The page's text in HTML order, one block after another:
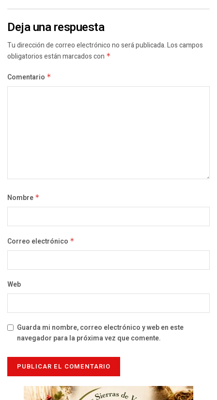
Deja una respuesta
Tu dirección de correo electrónico no será publicada.Los campos
obligatorios están marcados con *
Comentario *
Nombre *
Correo electrónico *
Web
Guarda mi nombre, correo electrónico y web en este
navegador para la próxima vez que comente.